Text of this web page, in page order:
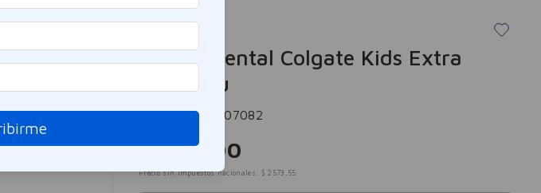
Colgate
Cepillo Dental Colgate Kids Extra
Suave 2u
Referencia -307082
$ 3114 00
Precio sin impuestos nacionales: $ 2573 , 55